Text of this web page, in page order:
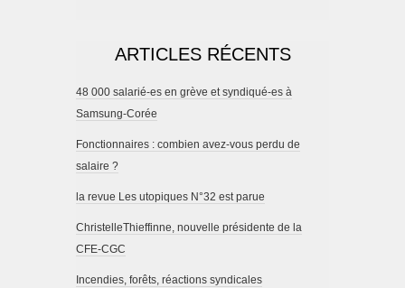
ARTICLES RÉCENTS
48 000 salarié-es en grève et syndiqué-es à
Samsung-Corée
Fonctionnaires : combien avez-vous perdu de
salaire ?
la revue Les utopiques N°32 est parue
ChristelleThieffinne, nouvelle présidente de la
CFE-CGC
Incendies, forêts, réactions syndicales